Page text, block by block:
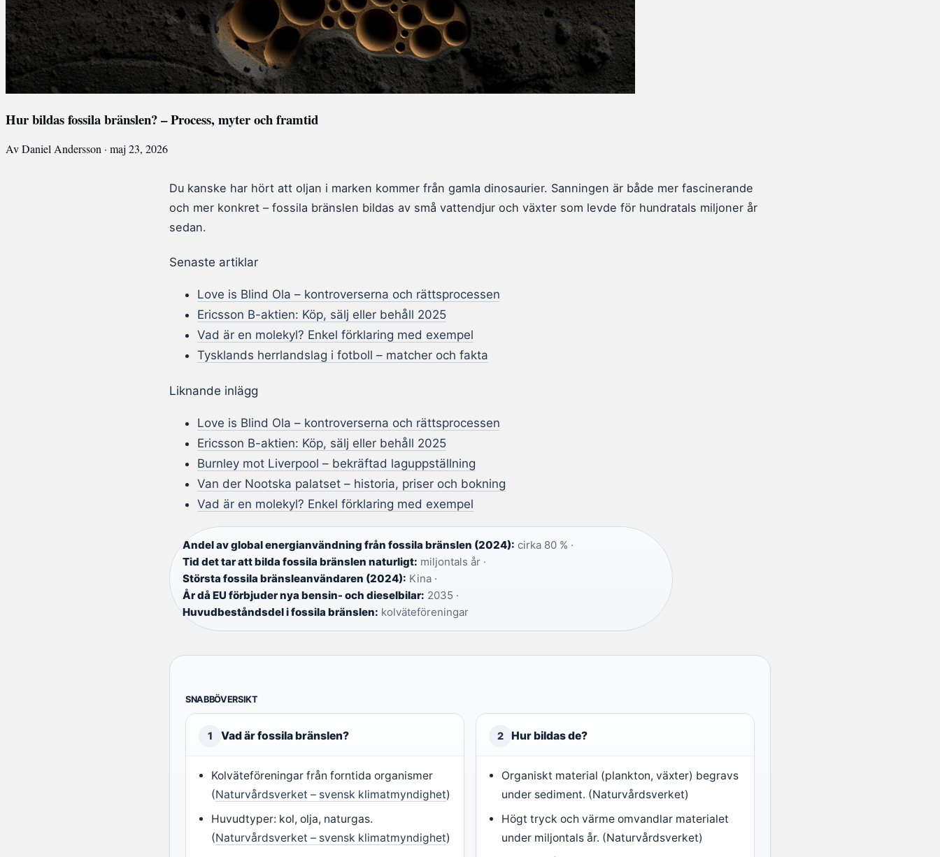
Hur bildas fossila bränslen? – Process, myter och framtid
Av Daniel Andersson · maj 23, 2026
Du kanske har hört att oljan i marken kommer från gamla dinosaurier. Sanningen är både mer fascinerande
och mer konkret – fossila bränslen bildas av små vattendjur och växter som levde för hundratals miljoner år
sedan.
Senaste artiklar
Love is Blind Ola – kontroverserna och rättsprocessen
Ericsson B-aktien: Köp, sälj eller behåll 2025
Vad är en molekyl? Enkel förklaring med exempel
Tysklands herrlandslag i fotboll – matcher och fakta
Liknande inlägg
Love is Blind Ola – kontroverserna och rättsprocessen
Ericsson B-aktien: Köp, sälj eller behåll 2025
Burnley mot Liverpool – bekräftad laguppställning
Van der Nootska palatset – historia, priser och bokning
Vad är en molekyl? Enkel förklaring med exempel
Andel av global energianvändning från fossila bränslen (2024): cirka 80 % ·
Tid det tar att bilda fossila bränslen naturligt: miljontals år ·
Största fossila bränsleanvändaren (2024): Kina ·
År då EU förbjuder nya bensin- och dieselbilar: 2035 ·
Huvudbeståndsdel i fossila bränslen: kolväteföreningar
SNABBÖVERSIKT
1 Vad är fossila bränslen?
Kolväteföreningar från forntida organismer
(Naturvårdsverket – svensk klimatmyndighet)
Huvudtyper: kol, olja, naturgas.
(Naturvårdsverket – svensk klimatmyndighet)
2 Hur bildas de?
Organiskt material (plankton, växter) begravs
under sediment. (Naturvårdsverket)
Högt tryck och värme omvandlar materialet
under miljontals år. (Naturvårdsverket)